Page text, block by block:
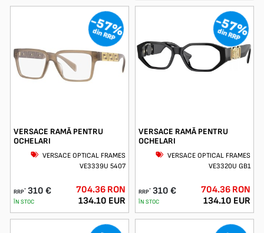
-57%
din RRP
VERSACE RAMĂ PENTRU
OCHELARI
VERSACE OPTICAL FRAMES
VE3339U 5407
RRP* 310 €
ÎN STOC
704.36 RON
134.10 EUR
-57%
din RRP
VERSACE RAMĂ PENTRU
OCHELARI
VERSACE OPTICAL FRAMES
VE3320U GB1
RRP* 310 €
ÎN STOC
704.36 RON
134.10 EUR